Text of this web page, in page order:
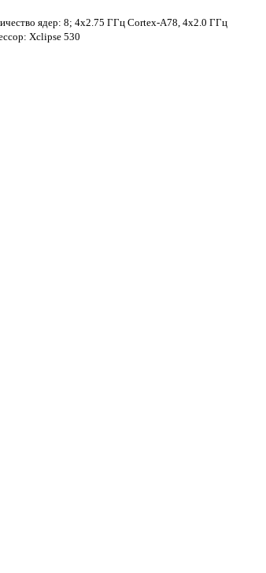
ядер: 8; 4x2.75 ГГц Cortex-A78, 4x2.0 ГГц
Xclipse 530